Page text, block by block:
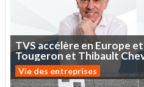
TVSaccélère enEurope et
Tougeron et Thibault
Vie des entreprises